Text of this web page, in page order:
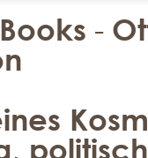
Books -